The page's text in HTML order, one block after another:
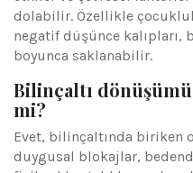
dolabilir. Özellikle
negatif düşünce kalıpları,
boyunca saklanabilir.
Bilinçaltı
mi?
Evet, bilinçaltında biriken
duygusal blokajlar,